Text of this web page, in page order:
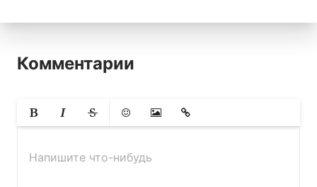
Комментарии
ЖирныйКурсивЗачеркнутый
СмайликиВставить изображение
Вставить ссылку
Напишите что-нибудь